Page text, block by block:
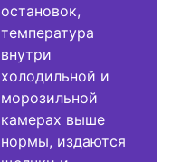
остановок,
температура
внутри
холодильной и
морозильной
камерах выше
нормы, издаются